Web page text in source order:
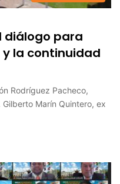
diálogo para
la continuidad
Rodríguez Pacheco,
Marín Quintero, ex